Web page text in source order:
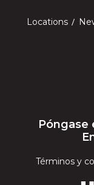
Locations
Póngase
Términos y